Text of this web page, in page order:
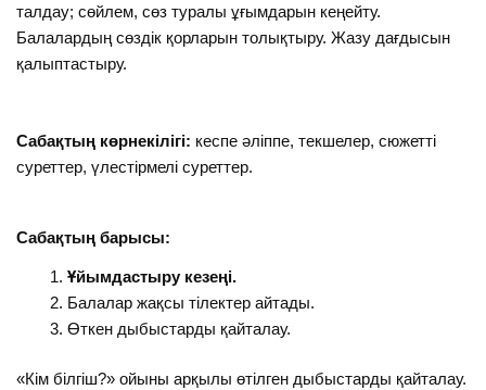
талдау; сөйлем, сөз туралы ұғымдарын кеңейту.
Балалардың сөздік қорларын толықтыру. Жазу дағдысын
қалыптастыру.
Сабақтың көрнекілігі: кеспе әліппе, текшелер, сюжетті
суреттер, үлестірмелі суреттер.
Сабақтың барысы:
Ұйымдастыру кезеңі.
Балалар жақсы тілектер айтады.
Өткен дыбыстарды қайталау.
«Кім білгіш?» ойыны арқылы өтілген дыбыстарды қайталау.